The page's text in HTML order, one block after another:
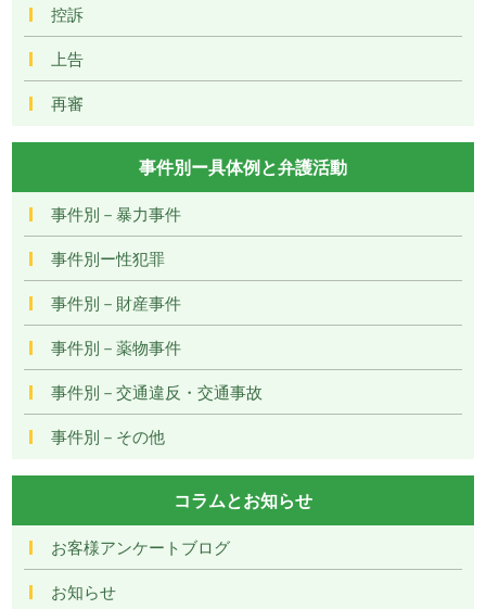
控訴
上告
再審
事件別ー具体例と弁護活動
事件別－暴力事件
事件別ー性犯罪
事件別－財産事件
事件別－薬物事件
事件別－交通違反・交通事故
事件別－その他
コラムとお知らせ
お客様アンケートブログ
お知らせ